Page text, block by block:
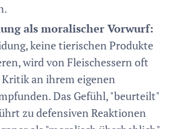
als moralischer Vorwurf:
keine tierischen Produkte
wird von Fleischessern oft
an ihrem eigenen
Das Gefühl, "beurteilt"
zu defensiven Reaktionen